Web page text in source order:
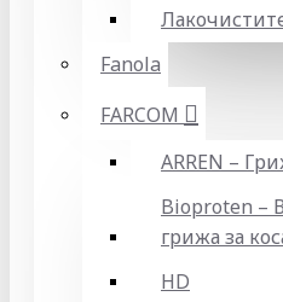
Fanola
FARCOM
ARREN –
Bioproten –
грижа за
HD